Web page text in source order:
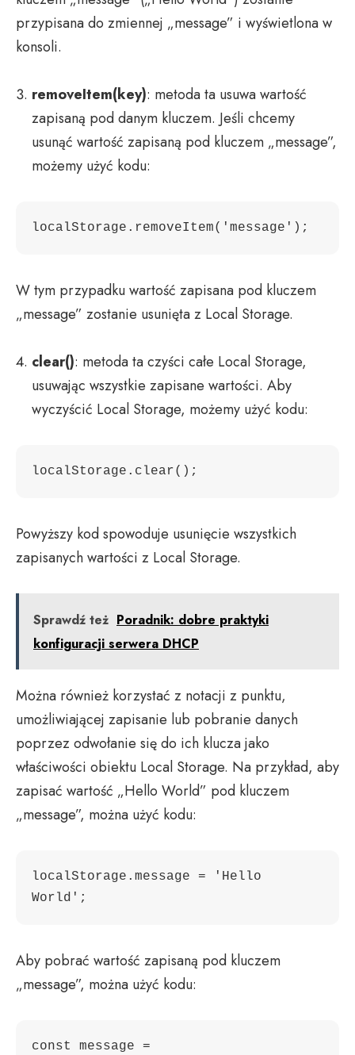
przypisana do zmiennej „message” i wyświetlona w
konsoli.
removeItem(key): metoda ta usuwa wartość
zapisaną pod danym kluczem. Jeśli chcemy
usunąć wartość zapisaną pod kluczem „message”,
możemy użyć kodu:
W tym przypadku wartość zapisana pod kluczem
„message” zostanie usunięta z Local Storage.
clear(): metoda ta czyści całe Local Storage,
usuwając wszystkie zapisane wartości. Aby
wyczyścić Local Storage, możemy użyć kodu:
Powyższy kod spowoduje usunięcie wszystkich
zapisanych wartości z Local Storage.
Sprawdź też Poradnik: dobre praktyki
konfiguracji serwera DHCP
Można również korzystać z notacji z punktu,
umożliwiającej zapisanie lub pobranie danych
poprzez odwołanie się do ich klucza jako
właściwości obiektu Local Storage. Na przykład, aby
zapisać wartość „Hello World” pod kluczem
„message”, można użyć kodu:
localStorage.message = 'Hello
Aby pobrać wartość zapisaną pod kluczem
„message”, można użyć kodu:
const message =